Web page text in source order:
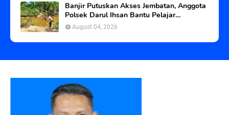
Banjir Putuskan Akses Jembatan, Anggota
Polsek Darul Ihsan Bantu Pelajar
Seberangi Sungai
August 04, 2026